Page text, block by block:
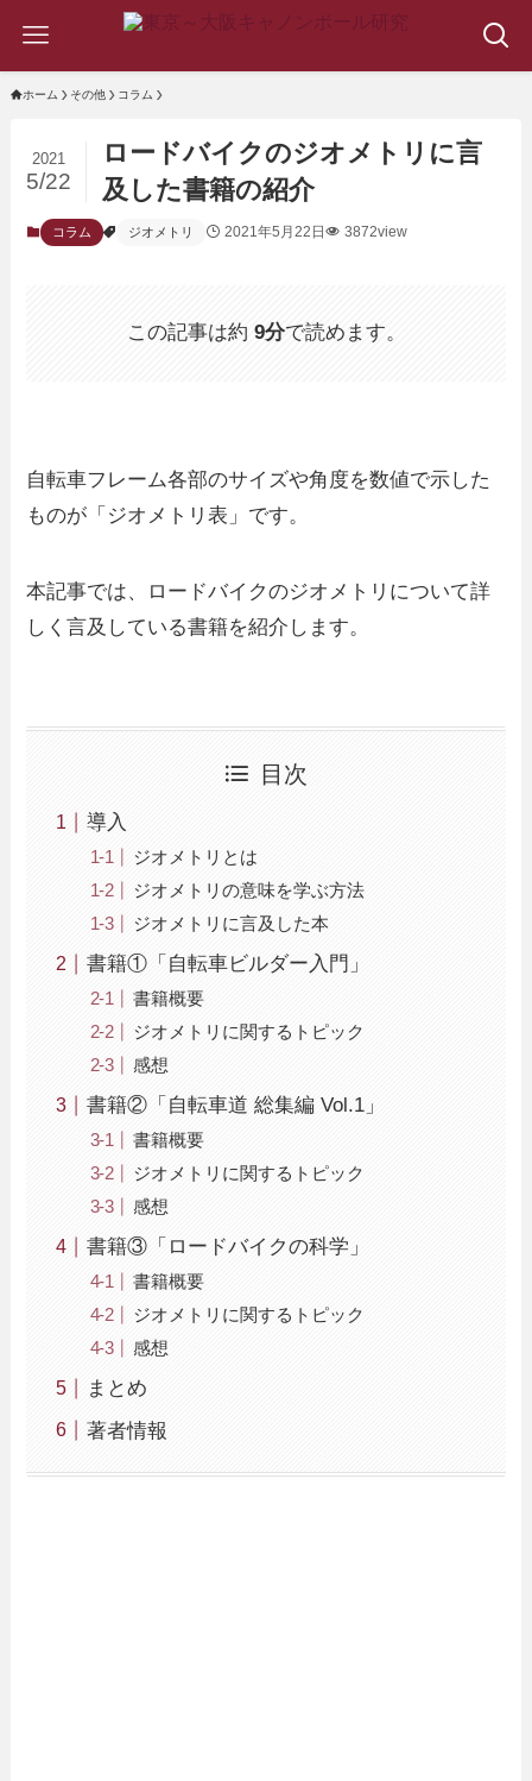
ホーム その他 コラム
ロードバイクのジオメトリに言
及した書籍の紹介
2021
5/22
コラム ジオメトリ 2021年5月22日 3872view
この記事は約 9分で読めます。
自転車フレーム各部のサイズや角度を数値で示した
ものが「ジオメトリ表」です。
本記事では、ロードバイクのジオメトリについて詳
しく言及している書籍を紹介します。
目次
導入
ジオメトリとは
ジオメトリの意味を学ぶ方法
ジオメトリに言及した本
書籍①「自転車ビルダー入門」
書籍概要
ジオメトリに関するトピック
感想
書籍②「自転車道 総集編 Vol.1」
書籍概要
ジオメトリに関するトピック
感想
書籍③「ロードバイクの科学」
書籍概要
ジオメトリに関するトピック
感想
まとめ
著者情報